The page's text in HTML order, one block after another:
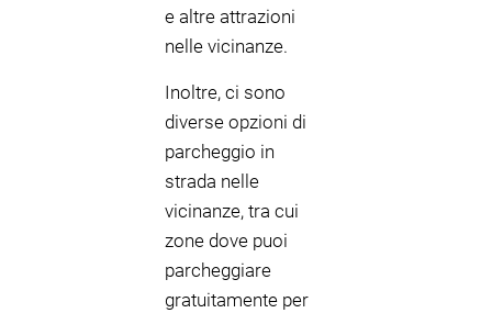
e altre attrazioni
nelle vicinanze.
Inoltre, ci sono
diverse opzioni di
parcheggio in
strada nelle
vicinanze, tra cui
zone dove puoi
parcheggiare
gratuitamente per